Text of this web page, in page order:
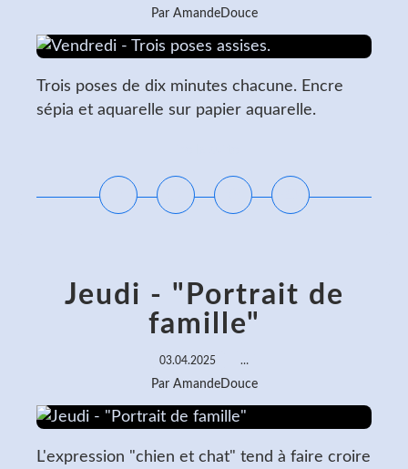
Par AmandeDouce
Trois poses de dix minutes chacune. Encre
sépia et aquarelle sur papier aquarelle.
Jeudi - "Portrait de
famille"
03.04.2025 …
Par AmandeDouce
L'expression "chien et chat" tend à faire croire